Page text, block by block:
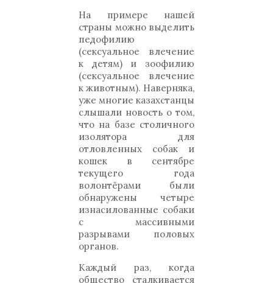
На примере нашей
страны можно выделить
педофилию
(сексуальное влечение
к детям) и зоофилию
(сексуальное влечение
к животным). Наверняка,
уже многие казахстанцы
слышали новость о том,
что на базе столичного
изолятора для
отловленных собак и
кошек в сентябре
текущего года
волонтёрами были
обнаружены четыре
изнасилованные собаки
с массивными
разрывами половых
органов.
Каждый раз, когда
общество сталкивается